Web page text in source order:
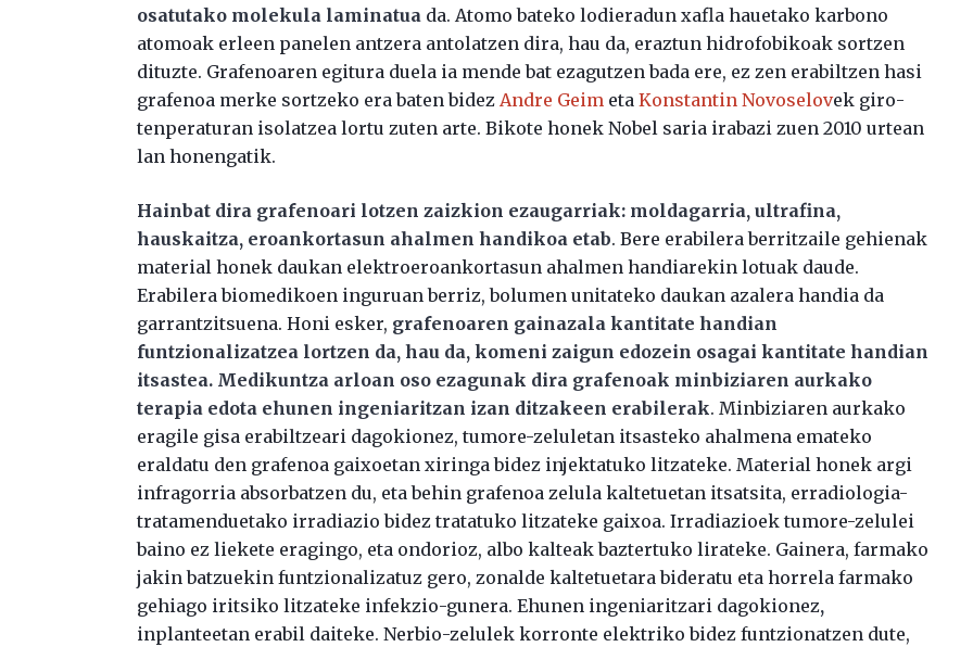
osatutako molekula laminatua da. Atomo bateko lodieradun xafla hauetako karbono
atomoak erleen panelen antzera antolatzen dira, hau da, eraztun hidrofobikoak sortzen
dituzte. Grafenoaren egitura duela ia mende bat ezagutzen bada ere, ez zen erabiltzen hasi
grafenoa merke sortzeko era baten bidezAndre Geim etaKonstantin Novoselovek giro-
tenperaturan isolatzea lortu zuten arte. Bikote honek Nobel saria irabazi zuen 2010 urtean
lan honengatik.
Hainbat dira grafenoari lotzen zaizkion ezaugarriak: moldagarria, ultrafina,
hauskaitza, eroankortasun ahalmen handikoa etab. Bere erabilera berritzaile gehienak
material honek daukan elektroeroankortasun ahalmen handiarekin lotuak daude.
Erabilera biomedikoen inguruan berriz, bolumen unitateko daukan azalera handia da
garrantzitsuena. Honi esker, grafenoaren gainazala kantitate handian
funtzionalizatzea lortzen da, hau da, komeni zaigun edozein osagai kantitate handian
itsastea. Medikuntza arloan oso ezagunak dira grafenoak minbiziaren aurkako
terapia edota ehunen ingeniaritzan izan ditzakeen erabilerak. Minbiziaren aurkako
eragile gisa erabiltzeari dagokionez, tumore-zeluletan itsasteko ahalmena emateko
eraldatu den grafenoa gaixoetan xiringa bidez injektatuko litzateke. Material honek argi
infragorria absorbatzen du, eta behin grafenoa zelula kaltetuetan itsatsita, erradiologia-
tratamenduetako irradiazio bidez tratatuko litzateke gaixoa. Irradiazioek tumore-zelulei
baino ez liekete eragingo, eta ondorioz, albo kalteak baztertuko lirateke. Gainera, farmako
jakin batzuekin funtzionalizatuz gero, zonalde kaltetuetara bideratu eta horrela farmako
gehiago iritsiko litzateke infekzio-gunera. Ehunen ingeniaritzari dagokionez,
inplanteetan erabil daiteke. Nerbio-zelulek korronte elektriko bidez funtzionatzen dute,